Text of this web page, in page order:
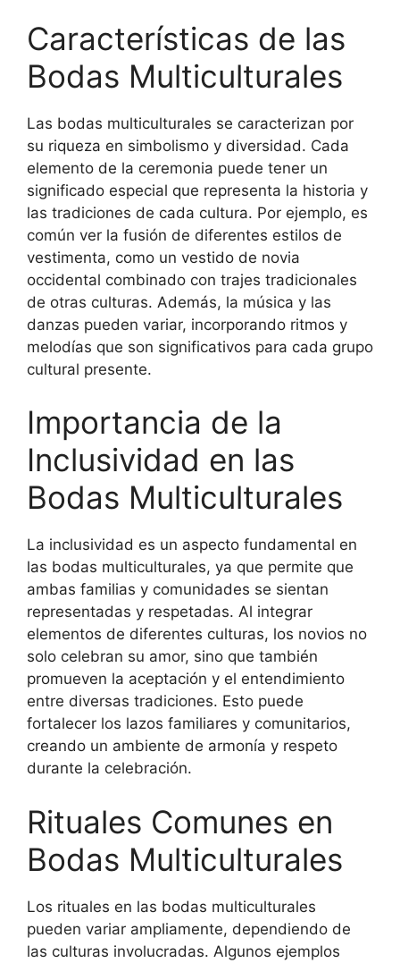
Características de las
Bodas Multiculturales
Las bodas multiculturales se caracterizan por
su riqueza en simbolismo y diversidad. Cada
elemento de la ceremonia puede tener un
significado especial que representa la historia y
las tradiciones de cada cultura. Por ejemplo, es
común ver la fusión de diferentes estilos de
vestimenta, como un vestido de novia
occidental combinado con trajes tradicionales
de otras culturas. Además, la música y las
danzas pueden variar, incorporando ritmos y
melodías que son significativos para cada grupo
cultural presente.
Importancia de la
Inclusividad en las
Bodas Multiculturales
La inclusividad es un aspecto fundamental en
las bodas multiculturales, ya que permite que
ambas familias y comunidades se sientan
representadas y respetadas. Al integrar
elementos de diferentes culturas, los novios no
solo celebran su amor, sino que también
promueven la aceptación y el entendimiento
entre diversas tradiciones. Esto puede
fortalecer los lazos familiares y comunitarios,
creando un ambiente de armonía y respeto
durante la celebración.
Rituales Comunes en
Bodas Multiculturales
Los rituales en las bodas multiculturales
pueden variar ampliamente, dependiendo de
las culturas involucradas. Algunos ejemplos